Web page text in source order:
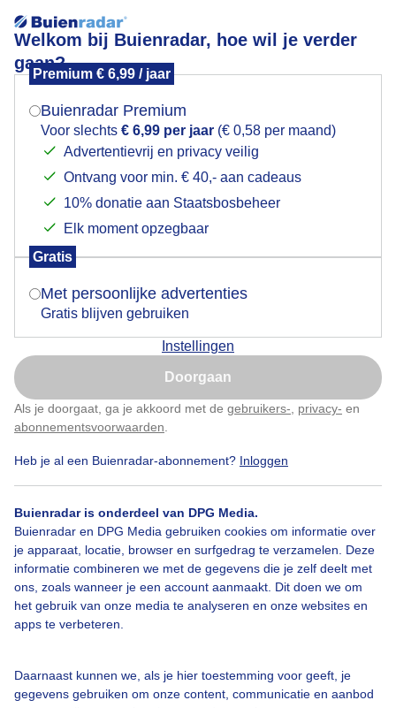
Welkom bij Buienradar, hoe wil je verder
gaan?
Premium € 6,99 / jaar
Buienradar Premium
Voor slechts € 6,99 per jaar (€ 0,58 per maand)
Advertentievrij en privacy veilig
Ontvang voor min. € 40,- aan cadeaus
10% donatie aan Staatsbosbeheer
Elk moment opzegbaar
Gratis
Met persoonlijke advertenties
Gratis blijven gebruiken
Instellingen
Doorgaan
Als je doorgaat, ga je akkoord met de gebruikers- privacy- en
abonnementsvoorwaarden
Heb je al een Buienradar-abonnement? Inloggen
Buienradar is onderdeel van DPG Media.
Buienradar en DPG Media gebruiken cookies om informatie over
je apparaat, locatie, browser en surfgedrag te verzamelen. Deze
informatie combineren we met de gegevens die je zelf deelt met
ons, zoals wanneer je een account aanmaakt. Dit doen we om
het gebruik van onze media te analyseren en onze websites en
apps te verbeteren.
Daarnaast kunnen we, als je hier toestemming voor geeft, je
gegevens gebruiken om onze content, communicatie en aanbod
Er gloort licht aan de horizon in Oude Wetering
Er gloort licht aan de horizon in Oude Wetering
Door: Marianne De Blauw-Ganzevles
Gemaakt: 13-10-2025, 55x bekeken
Een moment geduld aub...
Mogen we je locatie gebruiken voor het
Indien je hier nog geen akkoord op hebt gegeven,
verschijnt er zo een pop-up uit je browser waarin
Is goed, toon de popup
Nu niet, misschien later
Klik hierom dit aan te passen